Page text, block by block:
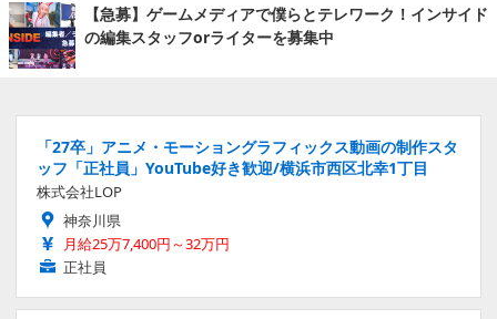
【急募】ゲームメディアで僕らとテレワーク！インサイド
の編集スタッフorライターを募集中
「27卒」アニメ・モーショングラフィックス動画の制作スタ
ッフ「正社員」YouTube好き歓迎/横浜市西区北幸1丁目
株式会社LOP
神奈川県
月給25万7,400円～32万円
正社員